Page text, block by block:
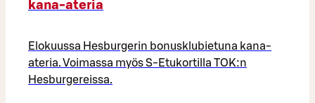
kana-ateria
Elokuussa Hesburgerin bonusklubietuna kana-
ateria. Voimassa myös S-Etukortilla TOK:n
Hesburgereissa.